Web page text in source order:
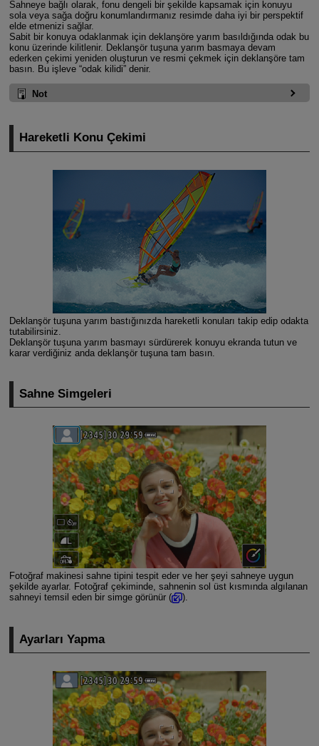
Sahneye bağlı olarak, fonu dengeli bir şekilde kapsamak için konuyu
sola veya sağa doğru konumlandırmanız resimde daha iyi bir perspektif
elde etmenizi sağlar.
Sabit bir konuya odaklanmak için deklanşöre yarım basıldığında odak bu
konu üzerinde kilitlenir. Deklanşör tuşuna yarım basmaya devam
ederken çekimi yeniden oluşturun ve resmi çekmek için deklanşöre tam
basın. Bu işleve “odak kilidi” denir.
Not
Hareketli Konu Çekimi
Deklanşör tuşuna yarım bastığınızda hareketli konuları takip edip odakta
tutabilirsiniz.
Deklanşör tuşuna yarım basmayı sürdürerek konuyu ekranda tutun ve
karar verdiğiniz anda deklanşör tuşuna tam basın.
Sahne Simgeleri
Fotoğraf makinesi sahne tipini tespit eder ve her şeyi sahneye uygun
şekilde ayarlar. Fotoğraf çekiminde, sahnenin sol üst kısmında algılanan
sahneyi temsil eden bir simge görünür (
).
Ayarları Yapma